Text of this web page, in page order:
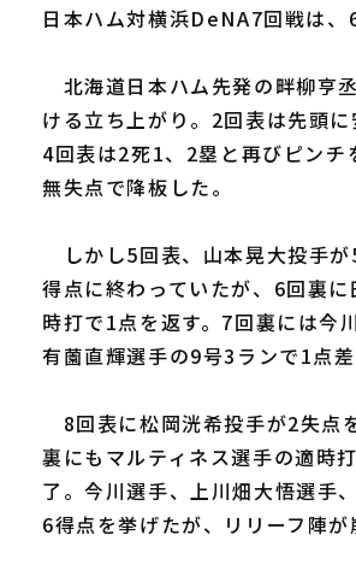
日本ハム対横浜DeNA7回戦は、
北海道日本ハム先発の畔柳亨
ける立ち上がり。2回表は先頭
4回表は2死1、2塁と再びピン
無失点で降板した。
しかし5回表、山本晃大投手
得点に終わっていたが、6回裏
時打で1点を返す。7回裏には今
有薗直輝選手の9号3ランで1点差
8回表に松岡洸希投手が2失点
裏にもマルティネス選手の適時
了。今川選手、上川畑大悟選手
6得点を挙げたが、リリーフ陣が